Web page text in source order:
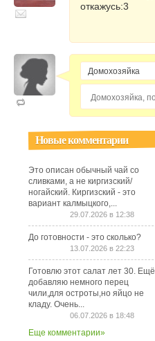
откажусь:3
Новые комментарии
Это описан обычный чай со
сливками, а не киргизский/
ногайский. Киргизский - это
вариант калмыцкого,...
29.07.2026 в 12:38
До готовности - это сколько?
13.07.2026 в 22:23
Готовлю этот салат лет 30. Ещё
добавляю немного перец
чили,для остроты,но яйцо не
кладу. Очень...
06.07.2026 в 18:48
Еще комментарии»